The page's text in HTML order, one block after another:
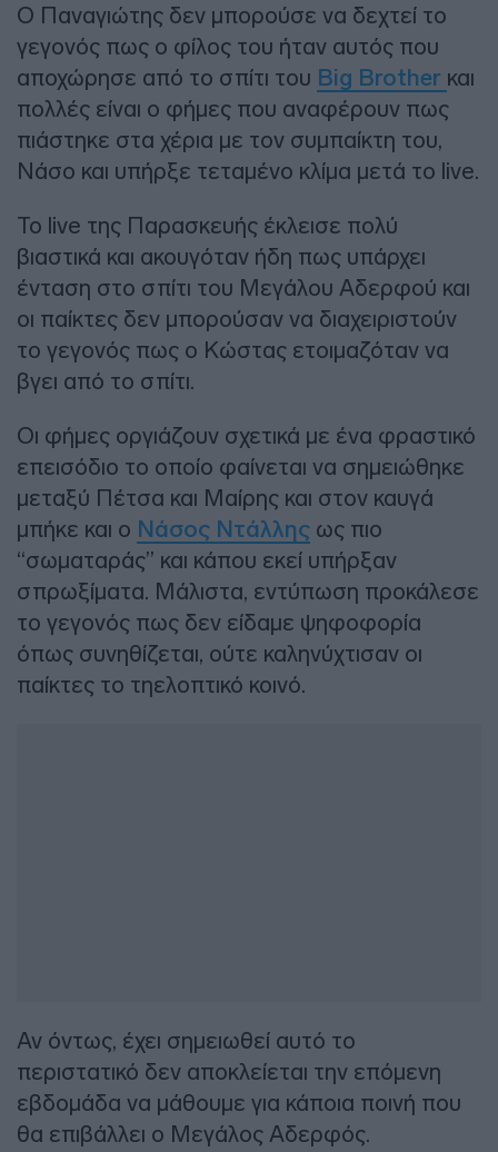
Ο Παναγιώτης δεν μπορούσε να δεχτεί το
γεγονός πως ο φίλος του ήταν αυτός που
αποχώρησε από το σπίτι του Big Brother και
πολλές είναι ο φήμες που αναφέρουν πως
πιάστηκε στα χέρια με τον συμπαίκτη του,
Νάσο και υπήρξε τεταμένο κλίμα μετά το live.
Το live της Παρασκευής έκλεισε πολύ
βιαστικά και ακουγόταν ήδη πως υπάρχει
ένταση στο σπίτι του Μεγάλου Αδερφού και
οι παίκτες δεν μπορούσαν να διαχειριστούν
το γεγονός πως ο Κώστας ετοιμαζόταν να
βγει από το σπίτι.
Οι φήμες οργιάζουν σχετικά με ένα φραστικό
επεισόδιο το οποίο φαίνεται να σημειώθηκε
μεταξύ Πέτσα και Μαίρης και στον καυγά
μπήκε και ο Νάσος Ντάλλης ως πιο
“σωματαράς” και κάπου εκεί υπήρξαν
σπρωξίματα. Μάλιστα, εντύπωση προκάλεσε
το γεγονός πως δεν είδαμε ψηφοφορία
όπως συνηθίζεται, ούτε καληνύχτισαν οι
παίκτες το τηελοπτικό κοινό.
Αν όντως, έχει σημειωθεί αυτό το
περιστατικό δεν αποκλείεται την επόμενη
εβδομάδα να μάθουμε για κάποια ποινή που
θα επιβάλλει ο Μεγάλος Αδερφός.